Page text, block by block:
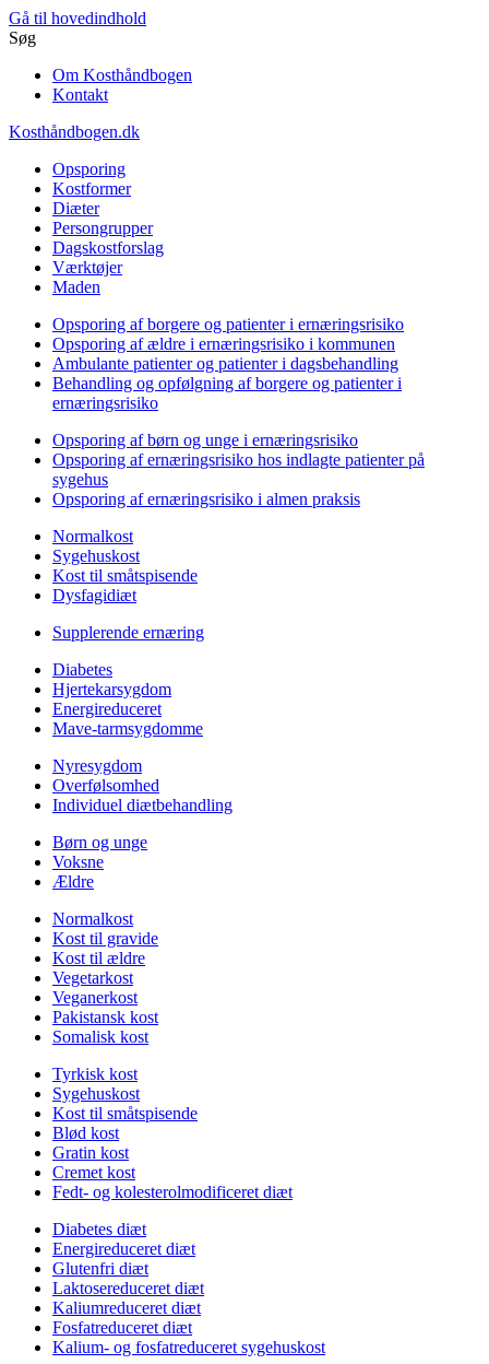
Gå til hovedindhold
Søg
Om Kosthåndbogen
Kontakt
Kosthåndbogen.dk
Opsporing
Kostformer
Diæter
Persongrupper
Dagskostforslag
Værktøjer
Maden
Opsporing af borgere og patienter i ernæringsrisiko
Opsporing af ældre i ernæringsrisiko i kommunen
Ambulante patienter og patienter i dagsbehandling
Behandling og opfølgning af borgere og patienter i
ernæringsrisiko
Opsporing af børn og unge i ernæringsrisiko
Opsporing af ernæringsrisiko hos indlagte patienter på
sygehus
Opsporing af ernæringsrisiko i almen praksis
Normalkost
Sygehuskost
Kost til småtspisende
Dysfagidiæt
Supplerende ernæring
Diabetes
Hjertekarsygdom
Energireduceret
Mave-tarmsygdomme
Nyresygdom
Overfølsomhed
Individuel diætbehandling
Børn og unge
Voksne
Ældre
Normalkost
Kost til gravide
Kost til ældre
Vegetarkost
Veganerkost
Pakistansk kost
Somalisk kost
Tyrkisk kost
Sygehuskost
Kost til småtspisende
Blød kost
Gratin kost
Cremet kost
Fedt- og kolesterolmodificeret diæt
Diabetes diæt
Energireduceret diæt
Glutenfri diæt
Laktosereduceret diæt
Kaliumreduceret diæt
Fosfatreduceret diæt
Kalium- og fosfatreduceret sygehuskost